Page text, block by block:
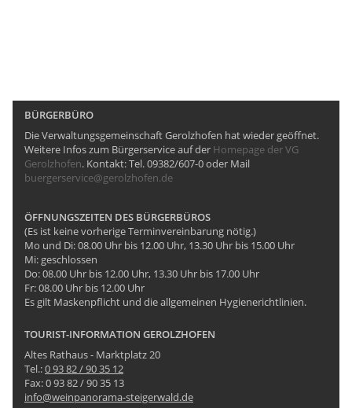
BÜRGERBÜRO
Die Verwaltungsgemeinschaft Gerolzhofen hat wieder geöffnet.
Weitere Infos zum Bürgerservice auf der Homepage der VG
Gerolzhofen. Kontakt: Tel. 09382/607-0 oder Mail
buergerservice@gerolzhofen.de
ÖFFNUNGSZEITEN DES BÜRGERBÜROS
(Es ist keine vorherige Terminvereinbarung nötig.)
Mo und Di: 08.00 Uhr bis 12.00 Uhr, 13.30 Uhr bis 15.00 Uhr
Mi: geschlossen
Do: 08.00 Uhr bis 12.00 Uhr, 13.30 Uhr bis 17.00 Uhr
Fr: 08.00 Uhr bis 12.00 Uhr
Es gilt Maskenpflicht und die allgemeinen Hygienerichtlinien.
TOURIST-INFORMATION GEROLZHOFEN
Altes Rathaus - Marktplatz 20
Tel.:0 93 82 / 90 35 12
Fax: 0 93 82 / 90 35 13
info@weinpanorama-steigerwald.de